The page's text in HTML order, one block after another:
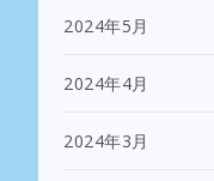
2024年5月
2024年4月
2024年3月